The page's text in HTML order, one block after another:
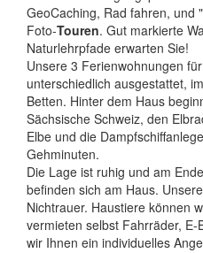
GeoCaching, Rad fahren, und
Foto-Touren. Gut markierte
Naturlehrpfade erwarten Sie!
Unsere 3 Ferienwohnungen
unterschiedlich ausgestattet,
Betten. Hinter dem Haus
Sächsische Schweiz, den
Elbe und die
Gehminuten.
Die Lage ist ruhig und am
befinden sich am Haus.
Nichtrauer. Haustiere können
vermieten selbst Fahrräder, E-
wir Ihnen ein individuelles